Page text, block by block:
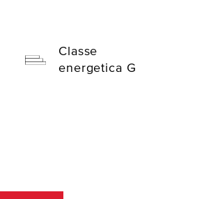
Classe
energetica G